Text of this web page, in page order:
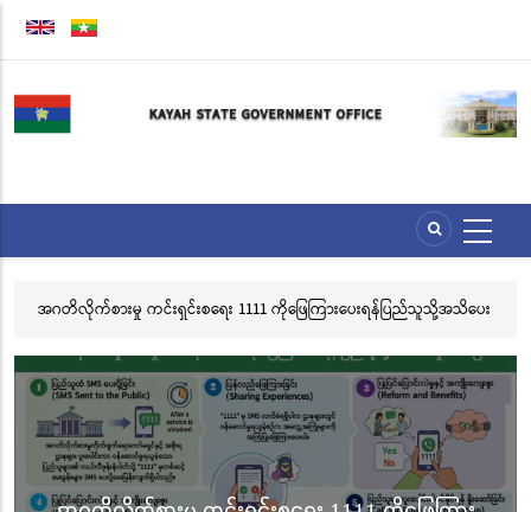
Skip
content
ရန်ပြည်သူသို့အသိပေး
လွိုင်ကော်မြို့၊ သမိုင်းဝင်ဆုတောင်းပြည့် မြို့နာမ်ရွှေစေတီတော်
ဘုံကထိန် အလှူတော်မင်္ဂလာအခမ်းအနား ကျင်းပ
လွိုင်ကော်မြို့၊ သမိုင်းဝင်ဆုတောင်းပြည့်